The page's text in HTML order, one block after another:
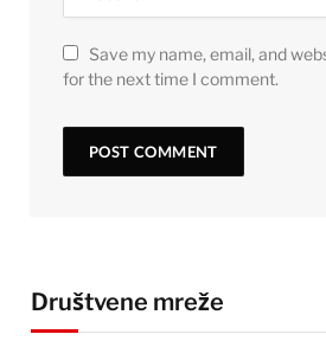
Save my name, email, and
for the next time I comment.
Društvene mreže